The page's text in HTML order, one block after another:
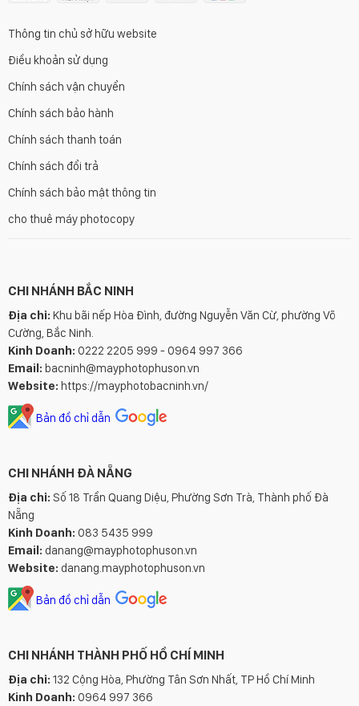
Thông tin chủ sở hữu website
Điều khoản sử dụng
Chính sách vận chuyển
Chính sách bảo hành
Chính sách thanh toán
Chính sách đổi trả
Chính sách bảo mật thông tin
cho thuê máy photocopy
CHI NHÁNH BẮC NINH
Địa chỉ: Khu bãi nếp Hòa Đình, đường Nguyễn Văn Cừ, phường Võ
Cường, Bắc Ninh.
Kinh Doanh: 0222 2205 999 - 0964 997 366
Email: bacninh@mayphotophuson.vn
Website: https://mayphotobacninh.vn/
Bản đồ chỉ dẫn
CHI NHÁNH ĐÀ NẴNG
Địa chỉ: Số 18 Trần Quang Diệu, Phường Sơn Trà, Thành phố Đà
Nẵng
Kinh Doanh: 083 5435 999
Email: danang@mayphotophuson.vn
Website: danang.mayphotophuson.vn
Bản đồ chỉ dẫn
CHI NHÁNH THÀNH PHỐ HỒ CHÍ MINH
Địa chỉ: 132 Cộng Hòa, Phường Tân Sơn Nhất, TP Hồ Chí Minh
Kinh Doanh: 0964 997 366